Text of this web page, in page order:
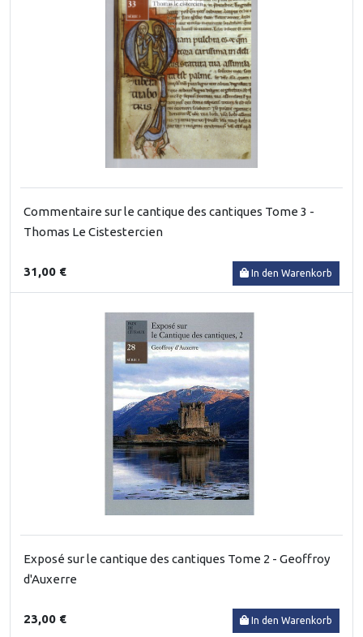
Commentaire sur le cantique des cantiques Tome 3 -
Thomas Le Cistestercien
31,00 € In den Warenkorb
Exposé sur le cantique des cantiques Tome 2 - Geoffroy
d'Auxerre
23,00 € In den Warenkorb